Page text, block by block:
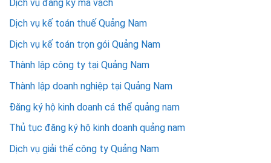
Dịch vụ đăng ký mã vạch
Dịch vụ kế toán thuế Quảng Nam
Dịch vụ kế toán trọn gói Quảng Nam
Thành lập công ty tại Quảng Nam
Thành lập doanh nghiệp tại Quảng Nam
Đăng ký hộ kinh doanh cá thể quảng nam
Thủ tục đăng ký hộ kinh doanh quảng nam
Dịch vụ giải thể công ty Quảng Nam